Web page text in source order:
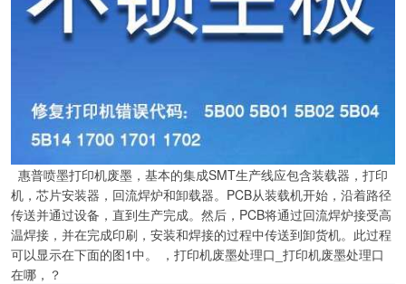
惠普喷墨打印机废墨，基本的集成SMT生产线应包含装载器，打印
机，芯片安装器，回流焊炉和卸载器。PCB从装载机开始，沿着路径
传送并通过设备，直到生产完成。然后，PCB将通过回流焊炉接受高
温焊接，并在完成印刷，安装和焊接的过程中传送到卸货机。此过程
可以显示在下面的图1中。 ，打印机废墨处理口_打印机废墨处理口
在哪，？